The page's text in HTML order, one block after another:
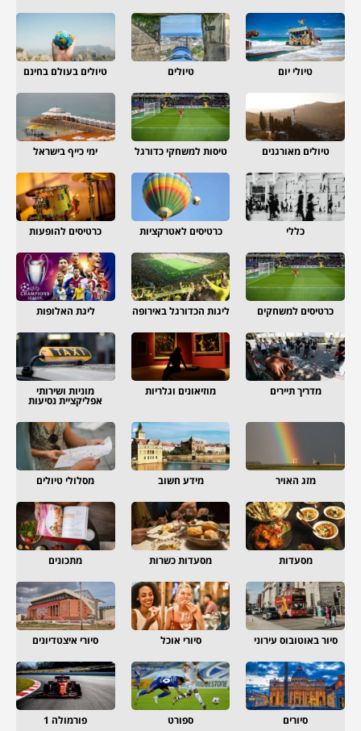
טיולי יום טיולים טיולים בעולם בחינם
טיולים מאורגנים טיסות למשחקי כדורגל ימי כייף בישראל
כללי כרטיסים לאטרקציות כרטיסים להופעות
כרטיסים למשחקים ליגות הכדורגל באירופה ליגת האלופות
מדריך תיירים מוזיאונים וגלריות מוניות ושירותי
אפליקציית נסיעות
מזג האויר מידע חשוב מסלולי טיולים
מסעדות מסעדות כשרות מתכונים
סיור באוטובוס עירוני סיורי אוכל סיורי איצטדיונים
סיורים ספורט פורמולה 1